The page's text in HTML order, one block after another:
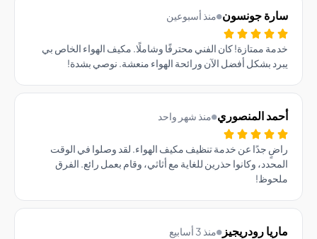
جونسون منذ أسبوعين
ممتازة! كان الفني محترفًا وشاملًا. مكيف الهواء الخاص بي
بشكل أفضل الآن ورائحة الهواء منعشة. نوصي بشدة!
المنصوري منذ شهر واحد
جدًا عن خدمة تنظيف مكيف الهواء. لقد وصلوا في الوقت
وكانوا حذرين للغاية مع أثاثي، وقام بعمل رائع. الفرق
رودريجيز منذ 3 أسابيع